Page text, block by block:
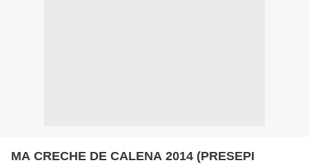
MA CRECHE DE CALENA 2014 (PRESEPI